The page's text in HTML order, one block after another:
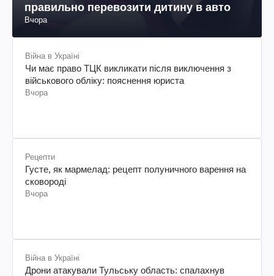
правильно перевозити дитину в авто
Вчора
Війна в Україні
Чи має право ТЦК викликати після виключення з
військового обліку: пояснення юриста
Вчора
Рецепти
Густе, як мармелад: рецепт полуничного варення на
сковороді
Вчора
Війна в Україні
Дрони атакували Тульську область: спалахнув